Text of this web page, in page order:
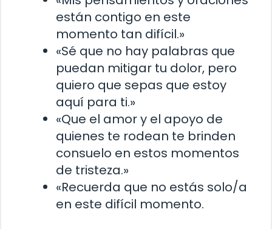
están contigo en este
momento tan difícil.»
«Sé que no hay palabras que
puedan mitigar tu dolor, pero
quiero que sepas que estoy
aquí para ti.»
«Que el amor y el apoyo de
quienes te rodean te brinden
consuelo en estos momentos
de tristeza.»
«Recuerda que no estás solo/a
en este difícil momento.